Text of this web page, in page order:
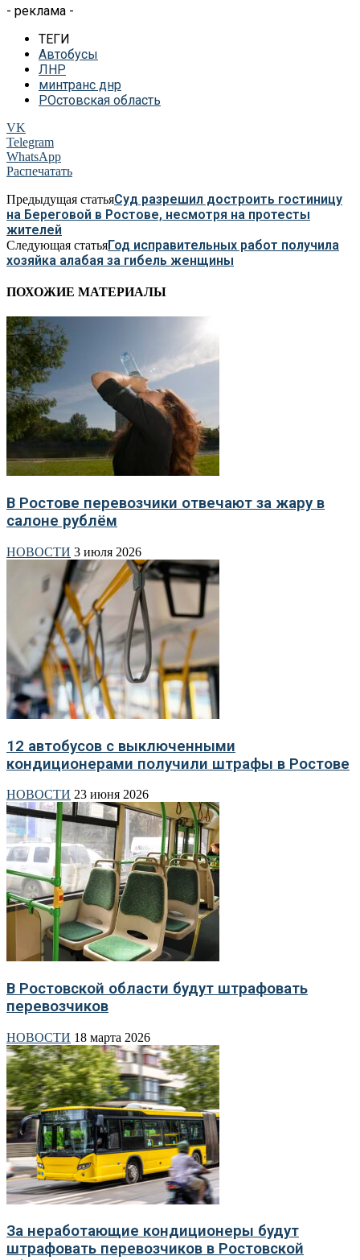
- реклама -
ТЕГИ
Автобусы
ЛНР
минтранс днр
РОстовская область
VK
Telegram
WhatsApp
Распечатать
Предыдущая статьяСуд разрешил достроить гостиницу
на Береговой в Ростове, несмотря на протесты
жителей
Следующая статьяГод исправительных работ получила
хозяйка алабая за гибель женщины
ПОХОЖИЕ МАТЕРИАЛЫ
В Ростове перевозчики отвечают за жару в
салоне рублём
НОВОСТИ 3 июля 2026
12 автобусов с выключенными
кондиционерами получили штрафы в Ростове
НОВОСТИ 23 июня 2026
В Ростовской области будут штрафовать
перевозчиков
НОВОСТИ 18 марта 2026
За неработающие кондиционеры будут
штрафовать перевозчиков в Ростовской